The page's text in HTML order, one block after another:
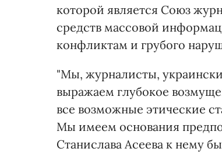
которой является Союз
средств массовой
конфликтам и грубого
"Мы, журналисты,
выражаем глубокое
все возможные этические
Мы имеем основания
Станислава Асеева к нему